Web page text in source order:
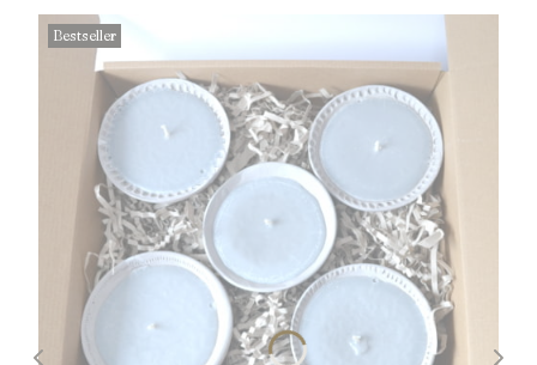
Bestseller